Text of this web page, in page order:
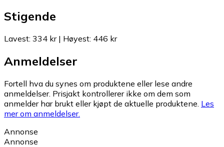
Stigende
Lavest: 334 kr| Høyest: 446 kr
Anmeldelser
Fortell hva du synes om produktene eller lese andre
anmeldelser. Prisjakt kontrollerer ikke om dem som
anmelder har brukt eller kjøpt de aktuelle produktene. Les
mer om anmeldelser.
Annonse
Annonse